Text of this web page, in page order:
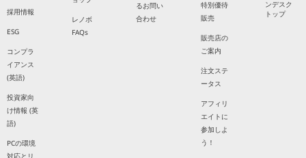
採用情報
ESG
コンプラ
イアンス
(英語)
投資家向
け情報 (英
語)
PCの環境
対応とリ
レノボ
FAQs
るお問い
合わせ
特別優待
販売
販売店の
ご案内
注文ステ
ータス
アフィリ
エイトに
参加しよ
う！
ンデスク
トップ